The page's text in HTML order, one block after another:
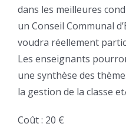
dans les meilleures
un Conseil Communal
voudra réellement
Les enseignants
une synthèse des
la gestion de la classe
Coût : 20 €